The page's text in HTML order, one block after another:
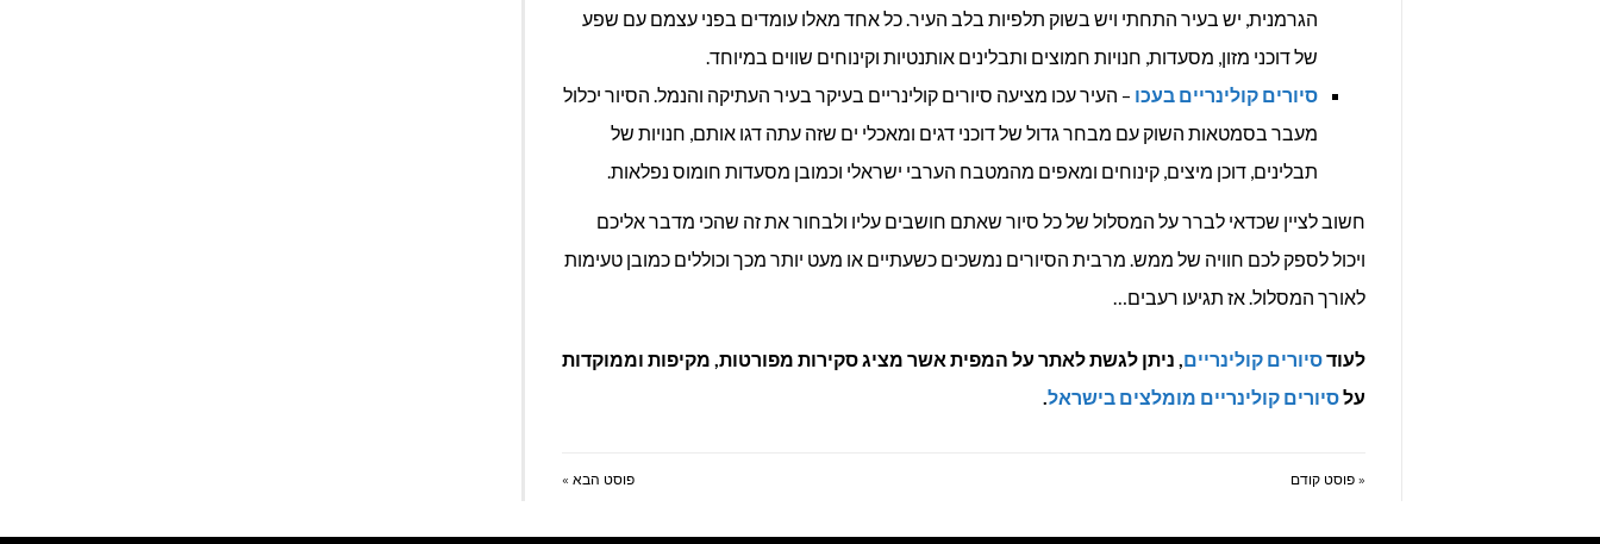
הגרמנית, יש בעיר התחתי ויש בשוק תלפיות בלב העיר. כל אחד מאלו עומדים בפני עצמם עם שפע
של דוכני מזון, מסעדות, חנויות חמוצים ותבלינים אותנטיות וקינוחים שווים במיוחד.
סיורים קולינריים בעכו – העיר עכו מציעה סיורים קולינריים בעיקר בעיר העתיקה והנמל. הסיור יכלול
מעבר בסמטאות השוק עם מבחר גדול של דוכני דגים ומאכלי ים שזה עתה דגו אותם, חנויות של
תבלינים, דוכן מיצים, קינוחים ומאפים מהמטבח הערבי ישראלי וכמובן מסעדות חומוס נפלאות.
חשוב לציין שכדאי לברר על המסלול של כל סיור שאתם חושבים עליו ולבחור את זה שהכי מדבר אליכם
ויכול לספק לכם חוויה של ממש. מרבית הסיורים נמשכים כשעתיים או מעט יותר מכך וכוללים כמובן טעימות
לאורך המסלול. אז תגיעו רעבים…
לעודסיורים קולינריים, ניתן לגשת לאתר על המפית אשר מציג סקירות מפורטות, מקיפות וממוקדות
עלסיורים קולינריים מומלצים בישראל.
« פוסט קודם פוסט הבא »